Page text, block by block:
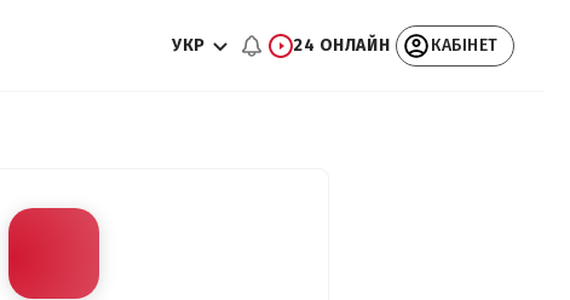
УКР 24 ОНЛАЙН КАБІНЕТ